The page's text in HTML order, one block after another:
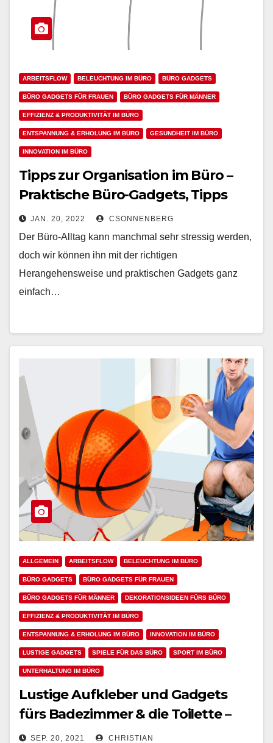
ARBEITSFLOW BELEUCHTUNG IM BÜRO BÜRO GADGETS
BÜRO GADGETS FÜR FRAUEN BÜRO GADGETS FÜR MÄNNER
EFFIZIENZ & PRODUKTIVITÄT IM BÜRO
ENTSPANNUNG & ERHOLUNG IM BÜRO GESUNDHEIT IM BÜRO
INNOVATION IM BÜRO
Tipps zur Organisation im Büro –
Praktische Büro-Gadgets, Tipps
und praktische Organizer-Gadgets
JAN. 20, 2022 CSONNENBERG
Der Büro-Alltag kann manchmal sehr stressig werden,
doch wir können ihn mit der richtigen
Herangehensweise und praktischen Gadgets ganz
einfach…
ALLGEMEIN ARBEITSFLOW BELEUCHTUNG IM BÜRO
BÜRO GADGETS BÜRO GADGETS FÜR FRAUEN
BÜRO GADGETS FÜR MÄNNER DEKORATIONSIDEEN FÜRS BÜRO
EFFIZIENZ & PRODUKTIVITÄT IM BÜRO
ENTSPANNUNG & ERHOLUNG IM BÜRO INNOVATION IM BÜRO
LUSTIGE GADGETS SPIELE FÜR DAS BÜRO SPORT IM BÜRO
UNTERHALTUNG IM BÜRO
Lustige Aufkleber und Gadgets
fürs Badezimmer & die Toilette –
Humor und Spaß im Bad
SEP. 20, 2021 CHRISTIAN